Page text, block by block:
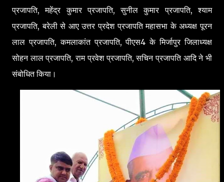
प्रजापति, महेंद्र कुमार प्रजापति, सुनील कुमार प्रजापति, श्याम
प्रजापति, बरेली से आए उत्तर प्रदेश प्रजापति महासभा के अध्यक्ष पूरन
लाल प्रजापति, कमलाकांत प्रजापति, पीएस4 के मिर्जापुर जिलाध्यक्ष
सोहन लाल प्रजापति, राम प्रवेश प्रजापति, सचिन प्रजापति आदि ने भी
संबोधित किया।